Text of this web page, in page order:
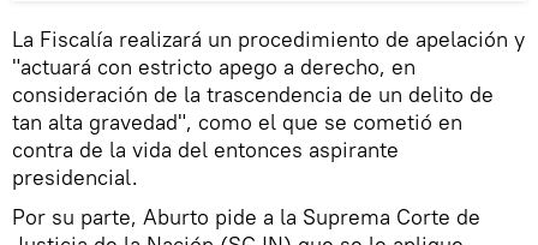
La Fiscalía realizará un procedimiento de apelación y
"actuará con estricto apego a derecho, en
consideración de la trascendencia de un delito de
tan alta gravedad", como el que se cometió en
contra de la vida del entonces aspirante
presidencial.
Por su parte, Aburto pide a la Suprema Corte de